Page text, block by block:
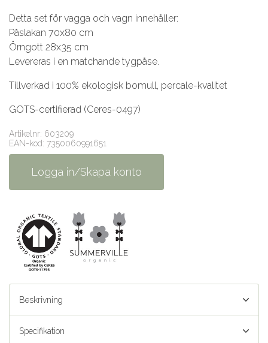
Detta set för vagga och vagn innehåller:
Påslakan 70x80 cm
Örngott 28x35 cm
Levereras i en matchande tygpåse.
Tillverkad i 100% ekologisk bomull, percale-kvalitet
GOTS-certifierad (Ceres-0497)
Artikelnr: 603209
EAN-kod: 7350060991651
Logga in/Skapa konto
Beskrivning
Specifikation